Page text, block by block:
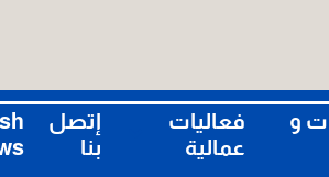
و
فعاليات
عمالية
إتصل
بنا